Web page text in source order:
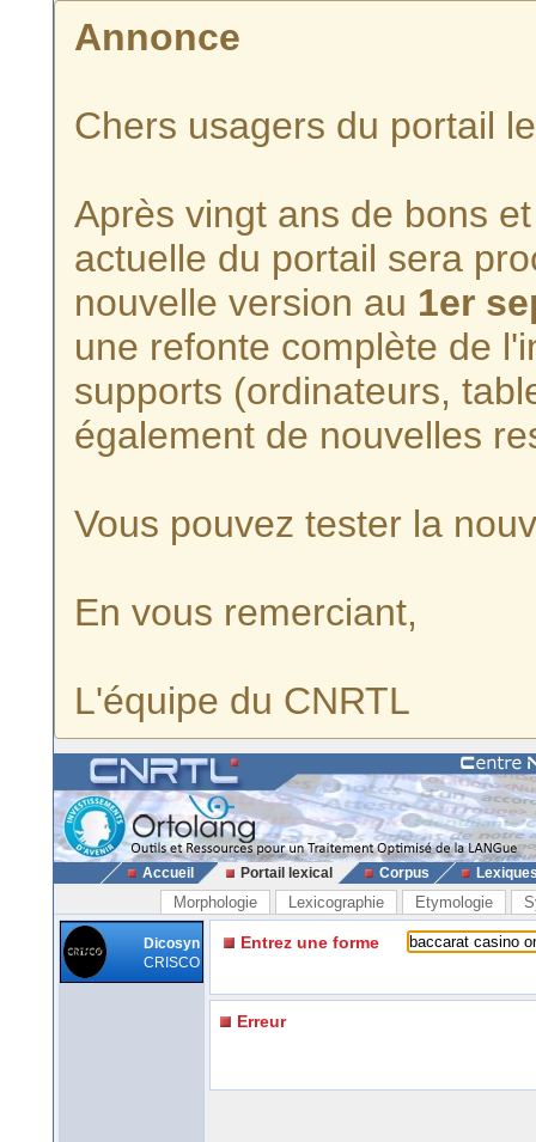
Annonce
Chers usagers du portail
Après vingt ans de bons
actuelle du portail sera
nouvelle version au 1er
une refonte complète de
supports (ordinateurs,
également de nouvelles
Vous pouvez tester la
En vous remerciant,
L'équipe du CNRTL
Accueil Portail lexical Corpus
Morphologie Lexicographie Etymologie
Dicosyn
CRISCO
Entrez une forme
Erreur